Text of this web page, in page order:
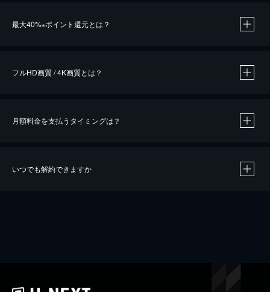
最大40%※ポイント還元とは？
※40％ポイント還元の対象は、クレジットカード決済による作品の購入 / レンタルです。
iOSアプリのUコイン決済による作品の購入 / レンタルは、20％のポイント還元です。
フルHD画質 / 4K画質とは？
月額料金を支払うタイミングは？
いつでも解約できますか